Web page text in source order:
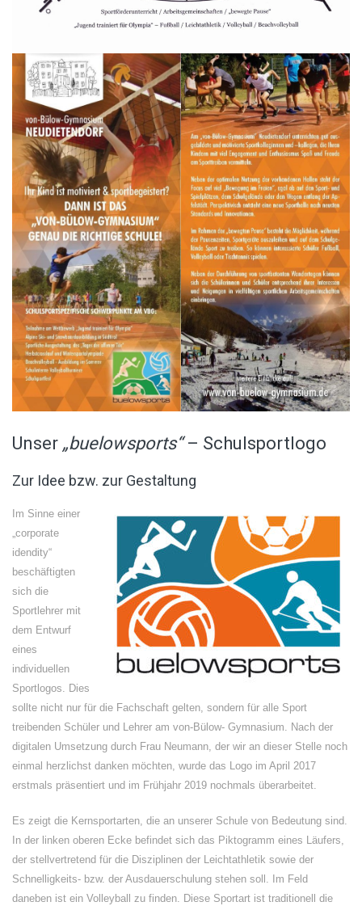
Unser „buelowsports“– Schulsportlogo
Zur Idee bzw. zur Gestaltung
Im Sinne einer
„corporate
idendity“
beschäftigten
sich die
Sportlehrer mit
dem Entwurf
eines
individuellen
Sportlogos. Dies
sollte nicht nur für die Fachschaft gelten, sondern für alle Sport
treibenden Schüler und Lehrer am von-Bülow- Gymnasium. Nach der
digitalen Umsetzung durch Frau Neumann, der wir an dieser Stelle noch
einmal herzlichst danken möchten, wurde das Logo im April 2017
erstmals präsentiert und im Frühjahr 2019 nochmals überarbeitet.
Es zeigt die Kernsportarten, die an unserer Schule von Bedeutung sind.
In der linken oberen Ecke befindet sich das Piktogramm eines Läufers,
der stellvertretend für die Disziplinen der Leichtathletik sowie der
Schnelligkeits- bzw. der Ausdauerschulung stehen soll. Im Feld
daneben ist ein Volleyball zu finden. Diese Sportart ist traditionell die